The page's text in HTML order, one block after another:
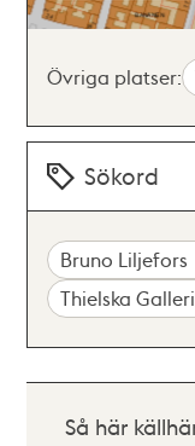
Övriga platser:
Sökord
Bruno Liljefors
Thielska
Så här